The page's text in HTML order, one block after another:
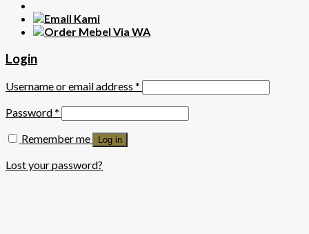
Login
Username or email address *
Password*
Remember me
Log in
Lost your password?